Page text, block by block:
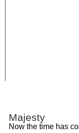
Majesty
Now the time has